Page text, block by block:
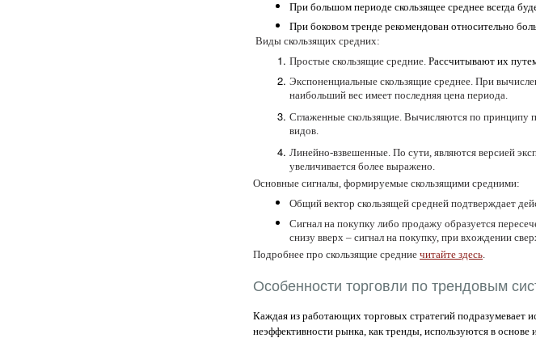
При большом периоде скользящее среднее всегда
При боковом тренде рекомендован относительно
Виды скользящих средних:
Простые скользящие средние. Рассчитывают их
Экспоненциальные скользящие среднее. При
наибольший вес имеет последняя цена периода.
Сглаженные скользящие. Вычисляются по
видов.
Линейно-взвешенные. По сути, являются версией
увеличивается более выражено.
Основные сигналы, формируемые скользящими средними:
Общий вектор скользящей средней подтверждает
Сигнал на покупку либо продажу образуется
снизу вверх – сигнал на покупку, при вхождении
Подробнее про скользящие средние читайте здесь.
Особенности торговли по трендовым
Каждая из работающих торговых стратегий подразумевает
неэффективности рынка, как тренды, используются в основе